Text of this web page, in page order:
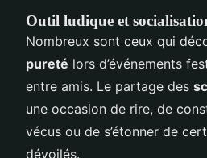
Outil ludique et
Nombreux sont ceux qui
pureté lors d’événements
entre amis. Le partage des
une occasion de rire, de
vécus ou de s’étonner de
dévoilés.